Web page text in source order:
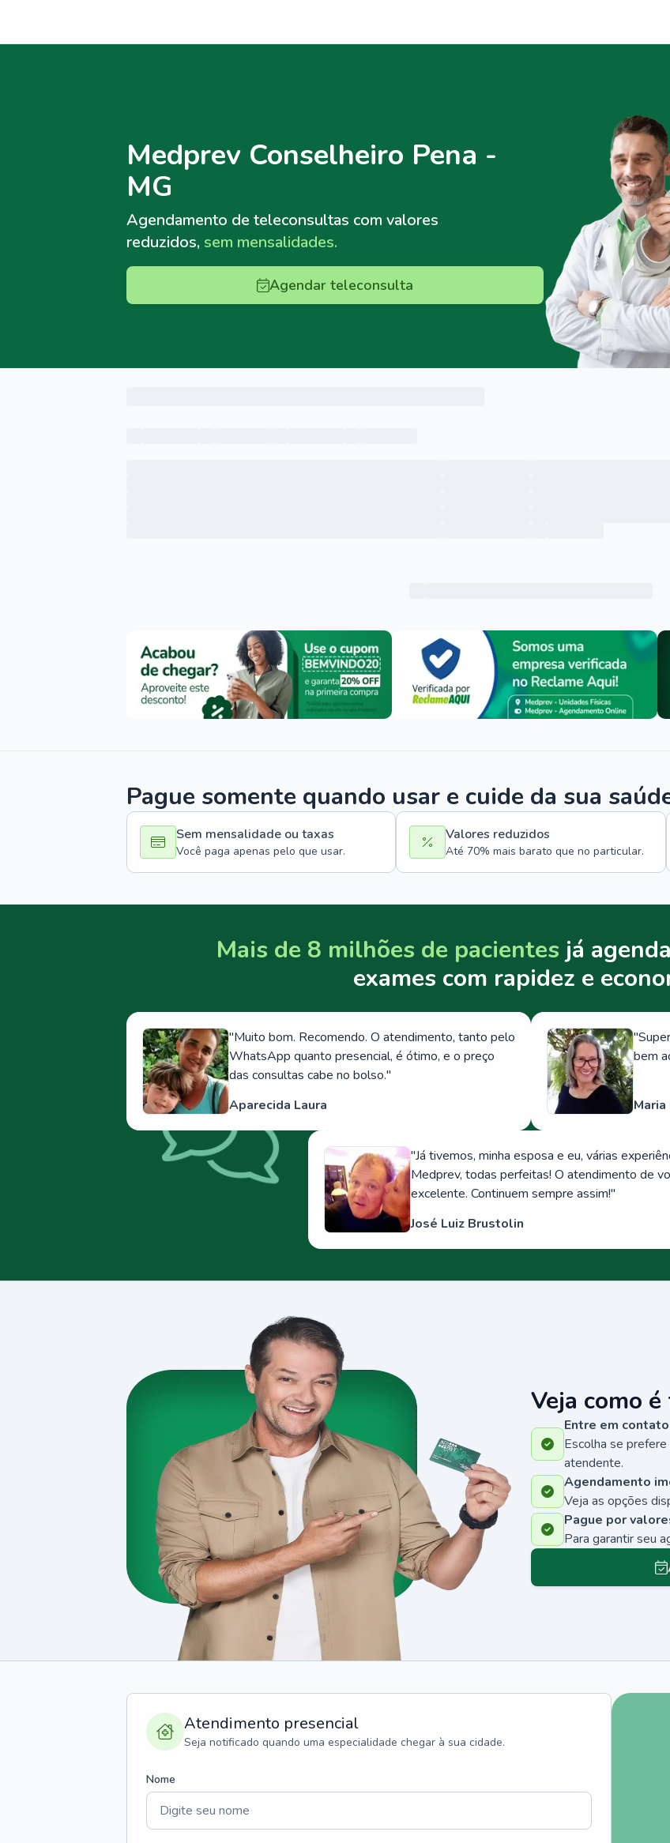
Medprev Conselheiro Pena -
MG
Agendamento de teleconsultas com valores
reduzidos, sem mensalidades.
Agendar teleconsulta
Menu lateral
Pague somente quando usar e cuide da sua
Sem mensalidade ou taxas
Você paga apenas pelo que usar.
Valores reduzidos
Até 70% mais barato que no particular.
Mais de 8 milhões de pacientes já
exames com rapidez e
"Muito bom. Recomendo. O atendimento, tanto pelo
WhatsApp quanto presencial, é ótimo, e o preço
das consultas cabe no bolso."
Aparecida Laura
"
bem
"Já tivemos, minha esposa e eu, várias
Medprev, todas perfeitas! O atendimento de
excelente. Continuem sempre assim!"
José Luiz Brustolin
Veja como
Entre em
Escolha se
atendente.
Agendamento
Veja as opções
Pague por
Para garantir seu
Atendimento presencial
Seja notificado quando uma especialidade chegar à sua cidade.
Nome